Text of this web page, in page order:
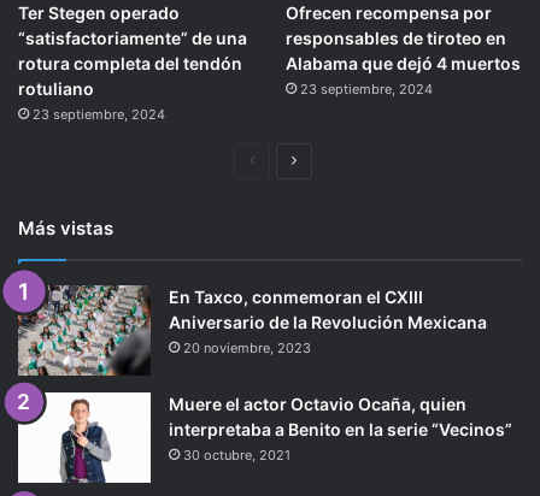
Ter Stegen operado
“satisfactoriamente” de una
rotura completa del tendón
rotuliano
23 septiembre, 2024
Ofrecen recompensa por
responsables de tiroteo en
Alabama que dejó 4 muertos
23 septiembre, 2024
PáginaSiguiente
Más vistas
En Taxco, conmemoran el CXIII
Aniversario de la Revolución Mexicana
20 noviembre, 2023
Muere el actor Octavio Ocaña, quien
interpretaba a Benito en la serie “Vecinos”
30 octubre, 2021